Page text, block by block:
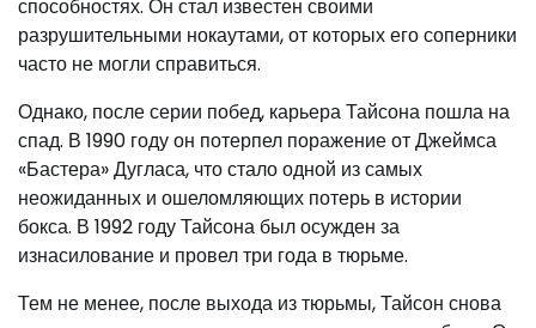
способностях. Он стал известен своими
разрушительными нокаутами, от которых его соперники
часто не могли справиться.
Однако, после серии побед, карьера Тайсона пошла на
спад. В 1990 году он потерпел поражение от Джеймса
«Бастера» Дугласа, что стало одной из самых
неожиданных и ошеломляющих потерь в истории
бокса. В 1992 году Тайсона был осужден за
изнасилование и провел три года в тюрьме.
Тем не менее, после выхода из тюрьмы, Тайсон снова